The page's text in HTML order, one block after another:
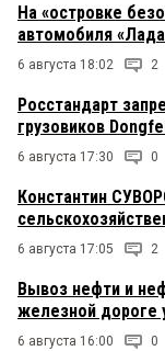
На «островке
автомобиля
6 августа 18:02 2
Росстандарт
грузовиков
6 августа 17:30 0
Константин
6 августа 17:05 2
Вывоз нефти и
железной дороге
6 августа 16:00 0